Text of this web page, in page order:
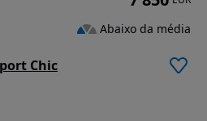
Chic
Abaixo da média